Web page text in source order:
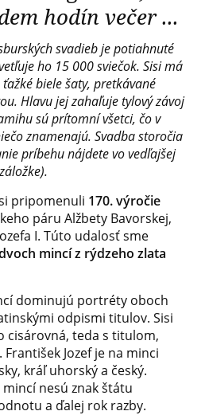
hodín večer ...
svadieb je potiahnuté
ho 15 000 sviečok. Sisi má
biele šaty, pretkávané
Hlavu jej zahaľuje tylový závoj
sú prítomní všetci, čo v
znamenajú. Svadba storočia
príbehu nájdete vo vedľajšej
pripomenuli 170. výročie
páru Alžbety Bavorskej,
I. Túto udalosť sme
mincí z rýdzeho zlata
dominujú portréty oboch
odpismi titulov. Sisi
cisárovná, teda s titulom,
Jozef je na minci
kráľ uhorský a český.
nesú znak štátu
a ďalej rok razby.